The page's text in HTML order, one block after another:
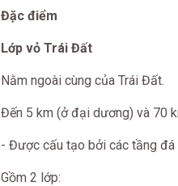
Đặc điểm
Lớp vỏ Trái Đất
Nằm ngoài cùng của Trái Đất.
Đến 5 km (ở đại dương) và 70
- Được cấu tạo bởi các tầng đá
Gồm 2 lớp: